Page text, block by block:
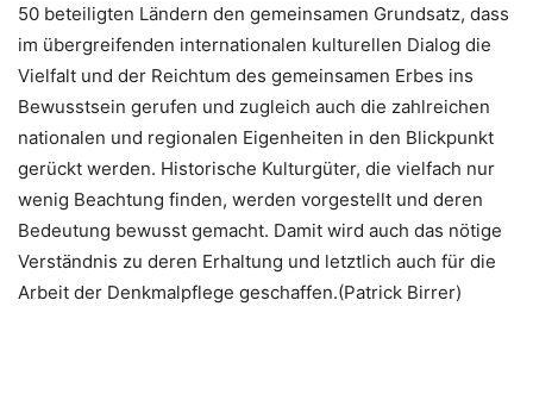
50 beteiligten Ländern den gemeinsamen Grundsatz, dass
im übergreifenden internationalen kulturellen Dialog die
Vielfalt und der Reichtum des gemeinsamen Erbes ins
Bewusstsein gerufen und zugleich auch die zahlreichen
nationalen und regionalen Eigenheiten in den Blickpunkt
gerückt werden. Historische Kulturgüter, die vielfach nur
wenig Beachtung finden, werden vorgestellt und deren
Bedeutung bewusst gemacht. Damit wird auch das nötige
Verständnis zu deren Erhaltung und letztlich auch für die
Arbeit der Denkmalpflege geschaffen.(Patrick Birrer)